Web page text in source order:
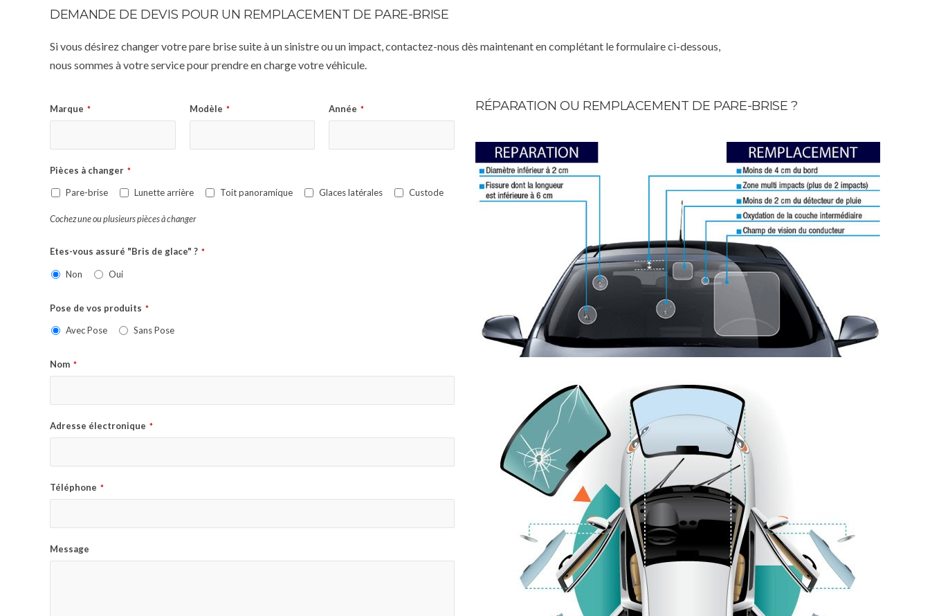
DEMANDE DE DEVIS POUR UN REMPLACEMENT DE PARE-BRISE
Si vous désirez changer votre pare brise suite à un sinistre ou un impact, contactez-nous dès maintenant en complétant le formulaire ci-dessous,
nous sommes à votre service pour prendre en charge votre véhicule.
Marque * Modèle * Année *
Pièces à changer *
Pare-brise Lunette arrière Toit panoramique Glaces latérales Custode
Cochez une ou plusieurs pièces à changer
Etes-vous assuré "Bris de glace" ? *
Non Oui
Pose de vos produits *
Avec Pose Sans Pose
Nom *
Adresse électronique *
Téléphone *
Message
RÉPARATION OU REMPLACEMENT DE PARE-BRISE ?